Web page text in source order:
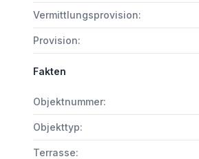
Vermittlungsprovision:
Provision:
Fakten
Objektnummer:
Objekttyp:
Terrasse: